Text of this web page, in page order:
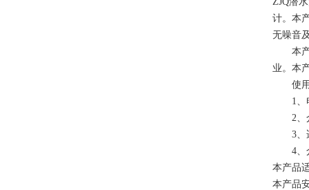
计。本
无噪音
本产
业。本
使用
1、电
2、介
3、适
4、介
本产品
本产品